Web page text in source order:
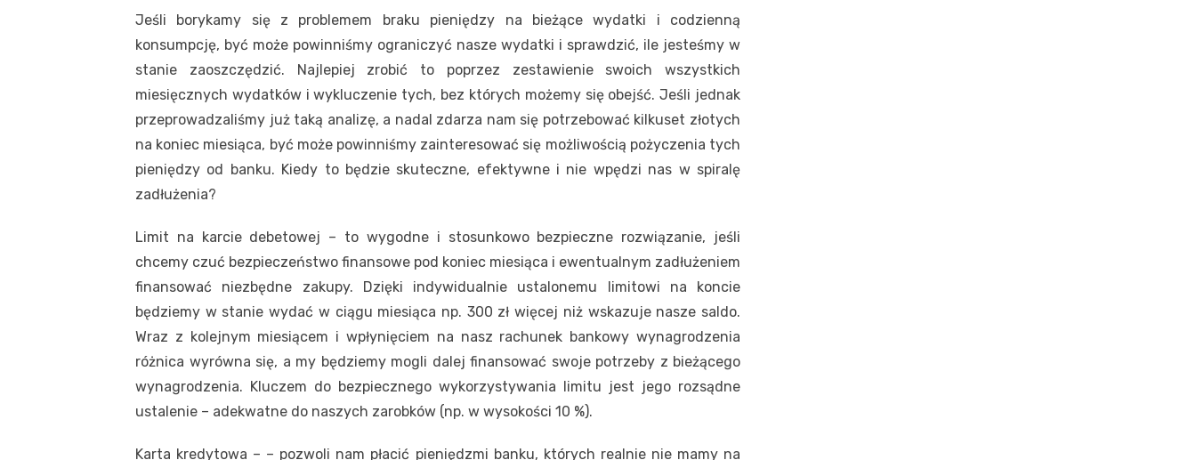
Jeśli borykamy się z problemem braku pieniędzy na bieżące wydatki i codzienną
konsumpcję, być może powinniśmy ograniczyć nasze wydatki i sprawdzić, ile jesteśmy w
stanie zaoszczędzić. Najlepiej zrobić to poprzez zestawienie swoich wszystkich
miesięcznych wydatków i wykluczenie tych, bez których możemy się obejść. Jeśli jednak
przeprowadzaliśmy już taką analizę, a nadal zdarza nam się potrzebować kilkuset złotych
na koniec miesiąca, być może powinniśmy zainteresować się możliwością pożyczenia tych
pieniędzy od banku. Kiedy to będzie skuteczne, efektywne i nie wpędzi nas w spiralę
zadłużenia?
Limit na karcie debetowej – to wygodne i stosunkowo bezpieczne rozwiązanie, jeśli
chcemy czuć bezpieczeństwo finansowe pod koniec miesiąca i ewentualnym zadłużeniem
finansować niezbędne zakupy. Dzięki indywidualnie ustalonemu limitowi na koncie
będziemy w stanie wydać w ciągu miesiąca np. 300 zł więcej niż wskazuje nasze saldo.
Wraz z kolejnym miesiącem i wpłynięciem na nasz rachunek bankowy wynagrodzenia
różnica wyrówna się, a my będziemy mogli dalej finansować swoje potrzeby z bieżącego
wynagrodzenia. Kluczem do bezpiecznego wykorzystywania limitu jest jego rozsądne
ustalenie – adekwatne do naszych zarobków (np. w wysokości 10 %).
Karta kredytowa – – pozwoli nam płacić pieniędzmi banku, których realnie nie mamy na